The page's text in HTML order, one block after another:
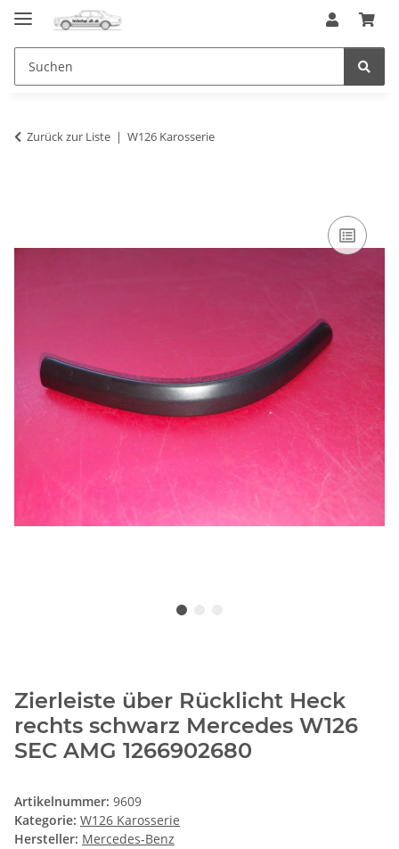
Zurück zur Liste W126 Karosserie
Zierleiste über Rücklicht Heck
rechts schwarz Mercedes W126
SEC AMG 1266902680
Artikelnummer: 9609
Kategorie: W126 Karosserie
Hersteller: Mercedes-Benz